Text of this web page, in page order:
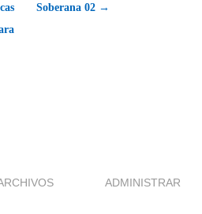
Soberana 02 →
ADMINISTRAR